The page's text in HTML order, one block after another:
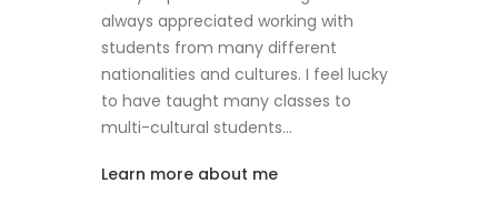
always appreciated working with
students from many different
nationalities and cultures. I feel lucky
to have taught many classes to
multi-cultural students…
Learn more about me